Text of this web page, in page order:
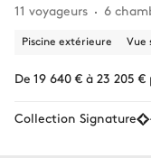
11 voyageurs
6
Piscine extérieure Vue
De 19 640 € à 23 205
Collection Signature